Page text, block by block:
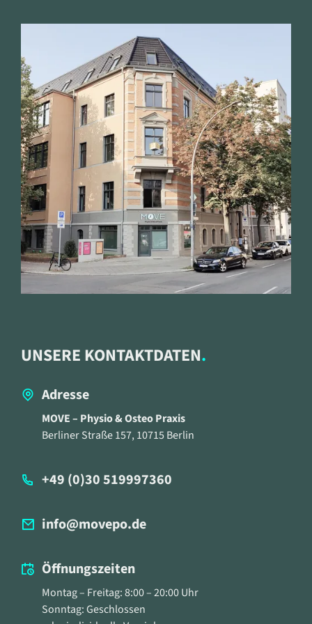
UNSERE KONTAKTDATEN
Adresse
MOVE – Physio & Osteo Praxis
Berliner Straße 157, 10715 Berlin
+49 (0)30 519997360
info@movepo.de
Öffnungszeiten
Montag – Freitag: 8:00 – 20:00 Uhr
Sonntag: Geschlossen